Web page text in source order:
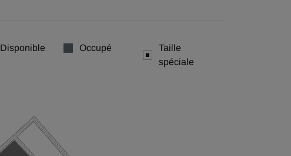
Disponible Occupé
Taille
spéciale